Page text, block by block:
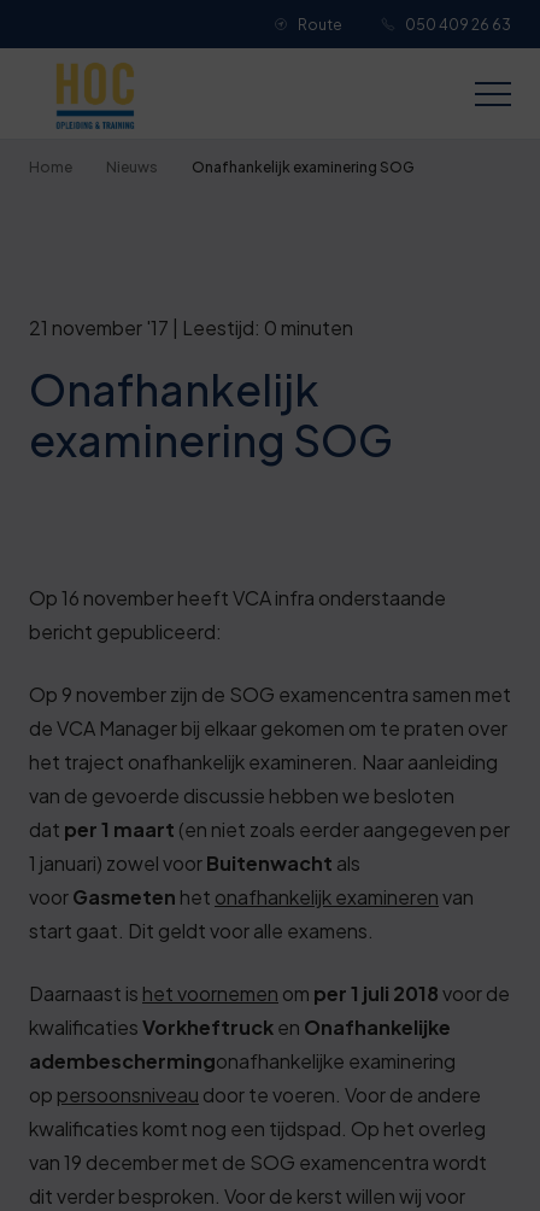
Route 050 409 26 63
Home Nieuws Onafhankelijk examinering SOG
21 november '17 | Leestijd: 0 minuten
Onafhankelijk
examinering SOG
Op 16 november heeft VCA infra onderstaande
bericht gepubliceerd:
Op 9 november zijn de SOG examencentra samen met
de VCA Manager bij elkaar gekomen om te praten over
het traject onafhankelijk examineren. Naar aanleiding
van de gevoerde discussie hebben we besloten
dat per 1 maart (en niet zoals eerder aangegeven per
1 januari) zowel voorBuitenwacht als
voorGasmeten het onafhankelijk examinerenvan
start gaat. Dit geldt voor alle examens.
Daarnaast is het voornemen om per 1 juli 2018voor de
kwalificatiesVorkheftrucken Onafhankelijke
adembeschermingonafhankelijke examinering
op persoonsniveau door te voeren. Voor de andere
kwalificaties komt nog een tijdspad. Op het overleg
van 19 december met de SOG examencentra wordt
dit verder besproken. Voor de kerst willen wij voor
Je overall waardering
Titel van je beoordeling
Je naam
ervaring.
Verzend beoordeling